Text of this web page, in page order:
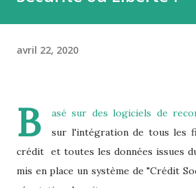
avril 22, 2020
B
asé sur des logiciels de
sur l'intégration de tous les
crédit et toutes les données issues
mis en place un système de "Crédit